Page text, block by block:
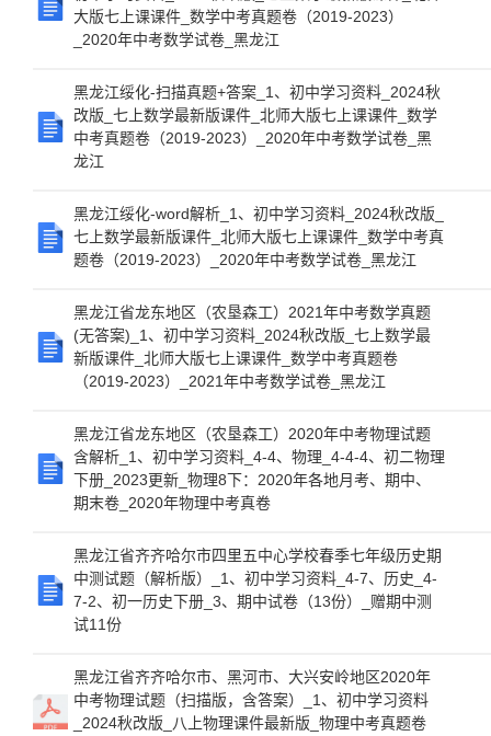
大版七上课课件_数学中考真题卷（2019-2023）
_2020年中考数学试卷_黑龙江
黑龙江绥化-扫描真题+答案_1、初中学习资料_2024秋
改版_七上数学最新版课件_北师大版七上课课件_数学
中考真题卷（2019-2023）_2020年中考数学试卷_黑
龙江
黑龙江绥化-word解析_1、初中学习资料_2024秋改版_
七上数学最新版课件_北师大版七上课课件_数学中考真
题卷（2019-2023）_2020年中考数学试卷_黑龙江
黑龙江省龙东地区（农垦森工）2021年中考数学真题
(无答案)_1、初中学习资料_2024秋改版_七上数学最
新版课件_北师大版七上课课件_数学中考真题卷
（2019-2023）_2021年中考数学试卷_黑龙江
黑龙江省龙东地区（农垦森工）2020年中考物理试题
含解析_1、初中学习资料_4-4、物理_4-4-4、初二物理
下册_2023更新_物理8下：2020年各地月考、期中、
期末卷_2020年物理中考真卷
黑龙江省齐齐哈尔市四里五中心学校春季七年级历史期
中测试题（解析版）_1、初中学习资料_4-7、历史_4-
7-2、初一历史下册_3、期中试卷（13份）_赠期中测
试11份
黑龙江省齐齐哈尔市、黑河市、大兴安岭地区2020年
中考物理试题（扫描版，含答案）_1、初中学习资料
_2024秋改版_八上物理课件最新版_物理中考真题卷